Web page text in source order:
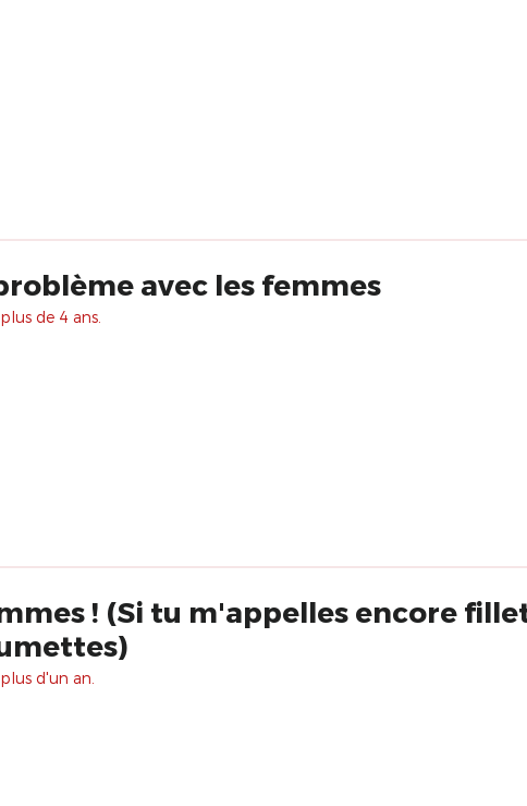
avec les femmes
de 4 ans.
! (Si tu m'appelles encore
d'un an.